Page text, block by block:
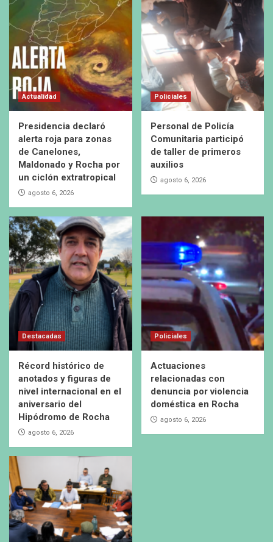
Actualidad
Presidencia declaró
alerta roja para zonas
de Canelones,
Maldonado y Rocha por
un ciclón extratropical
agosto 6, 2026
Policiales
Personal de Policía
Comunitaria participó
de taller de primeros
auxilios
agosto 6, 2026
Destacadas
Récord histórico de
anotados y figuras de
nivel internacional en el
aniversario del
Hipódromo de Rocha
agosto 6, 2026
Policiales
Actuaciones
relacionadas con
denuncia por violencia
doméstica en Rocha
agosto 6, 2026